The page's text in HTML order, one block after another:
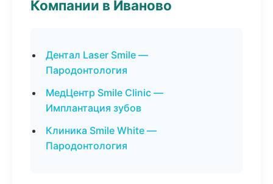
Компании в Иваново
Дентал Laser Smile —
Пародонтология
МедЦентр Smile Clinic —
Имплантация зубов
Клиника Smile White —
Пародонтология